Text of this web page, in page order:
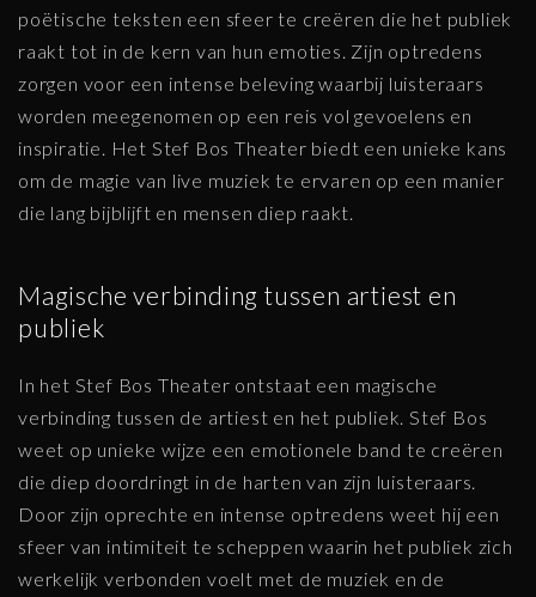
poëtische teksten een sfeer te creëren die het publiek
raakt tot in de kern van hun emoties. Zijn optredens
zorgen voor een intense beleving waarbij luisteraars
worden meegenomen op een reis vol gevoelens en
inspiratie. Het Stef Bos Theater biedt een unieke kans
om de magie van live muziek te ervaren op een manier
die lang bijblijft en mensen diep raakt.
Magische verbinding tussen artiest en
publiek
In het Stef Bos Theater ontstaat een magische
verbinding tussen de artiest en het publiek. Stef Bos
weet op unieke wijze een emotionele band te creëren
die diep doordringt in de harten van zijn luisteraars.
Door zijn oprechte en intense optredens weet hij een
sfeer van intimiteit te scheppen waarin het publiek zich
werkelijk verbonden voelt met de muziek en de